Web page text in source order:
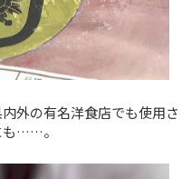
外の有名洋食店でも使用さ
も……。